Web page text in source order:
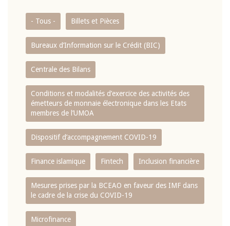
- Tous - Billets et Pièces
Bureaux d’Information sur le Crédit (BIC)
Centrale des Bilans
Conditions et modalités d’exercice des activités des
émetteurs de monnaie électronique dans les Etats
membres de l’UMOA
Dispositif d’accompagnement COVID-19
Finance islamique Fintech Inclusion financière
Mesures prises par la BCEAO en faveur des IMF dans
le cadre de la crise du COVID-19
Microfinance